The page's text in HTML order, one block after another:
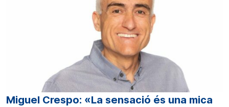
Miguel Crespo: «La sensació és una mica